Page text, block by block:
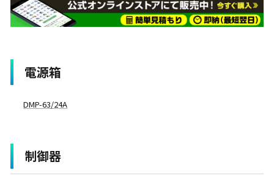
電源箱
DMP-63/24A
制御器